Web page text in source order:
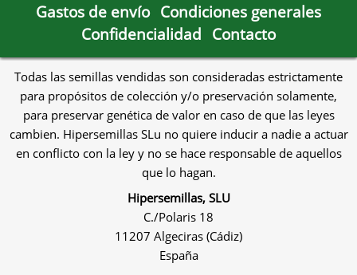
Gastos de envío Condiciones generales
Confidencialidad Contacto
Todas las semillas vendidas son consideradas estrictamente
para propósitos de colección y/o preservación solamente,
para preservar genética de valor en caso de que las leyes
cambien. Hipersemillas SLu no quiere inducir a nadie a actuar
en conflicto con la ley y no se hace responsable de aquellos
que lo hagan.
Hipersemillas, SLU
C./Polaris 18
11207 Algeciras (Cádiz)
España